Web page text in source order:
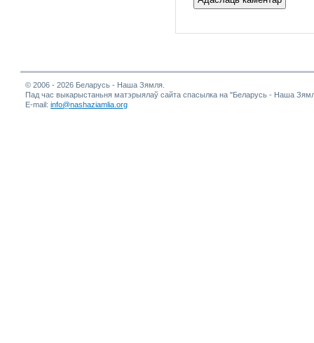
© 2006 - 2026 Беларусь - Наша Зямля.
Пад час выкарыстаньня матэрыялаў сайта спасылка на "Беларусь - Наша
E-mail: info@nashaziamlia.org